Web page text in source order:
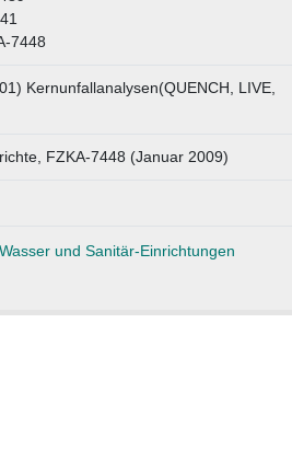
7448
Kernunfallanalysen(QUENCH, LIVE,
FZKA-7448 (Januar 2009)